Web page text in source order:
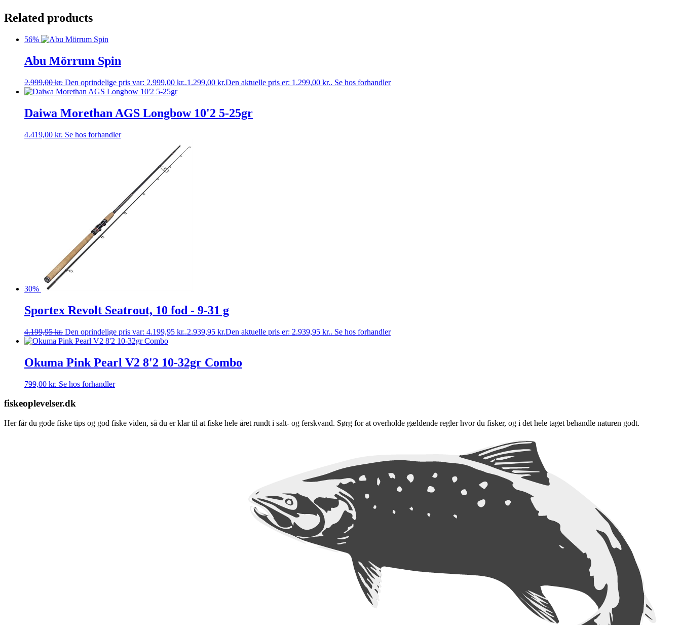
Related products
56%
Abu Mörrum Spin
2.999,00kr. Den oprindelige pris var: 2.999,00 kr..1.299,00 kr.Den aktuelle pris er: 1.299,00 kr.. Se hos forhandler
Daiwa Morethan AGS Longbow 10'2 5-25gr
4.419,00 kr. Se hos forhandler
30%
Sportex Revolt Seatrout, 10 fod - 9-31 g
4.199,95kr. Den oprindelige pris var: 4.199,95 kr..2.939,95 kr.Den aktuelle pris er: 2.939,95 kr.. Se hos forhandler
Okuma Pink Pearl V2 8'2 10-32gr Combo
799,00 kr. Se hos forhandler
fiskeoplevelser.dk
Her får du gode fiske tips og god fiske viden, så du er klar til at fiske hele året rundt i salt- og ferskvand. Sørg for at overholde gældende regler hvor du fisker, og i det hele taget behandle naturen godt.